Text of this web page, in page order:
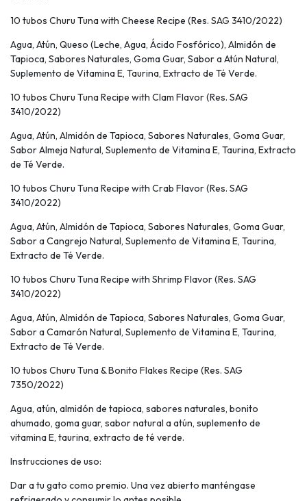
10 tubos Churu Tuna with Cheese Recipe (Res. SAG 3410/2022)
Agua, Atún, Queso (Leche, Agua, Ácido Fosfórico), Almidón de
Tapioca, Sabores Naturales, Goma Guar, Sabor a Atún Natural,
Suplemento de Vitamina E, Taurina, Extracto de Té Verde.
10 tubos Churu Tuna Recipe with Clam Flavor (Res. SAG
3410/2022)
Agua, Atún, Almidón de Tapioca, Sabores Naturales, Goma Guar,
Sabor Almeja Natural, Suplemento de Vitamina E, Taurina, Extracto
de Té Verde.
10 tubos Churu Tuna Recipe with Crab Flavor (Res. SAG
3410/2022)
Agua, Atún, Almidón de Tapioca, Sabores Naturales, Goma Guar,
Sabor a Cangrejo Natural, Suplemento de Vitamina E, Taurina,
Extracto de Té Verde.
10 tubos Churu Tuna Recipe with Shrimp Flavor (Res. SAG
3410/2022)
Agua, Atún, Almidón de Tapioca, Sabores Naturales, Goma Guar,
Sabor a Camarón Natural, Suplemento de Vitamina E, Taurina,
Extracto de Té Verde.
10 tubos Churu Tuna & Bonito Flakes Recipe (Res. SAG
7350/2022)
Agua, atún, almidón de tapioca, sabores naturales, bonito
ahumado, goma guar, sabor natural a atún, suplemento de
vitamina E, taurina, extracto de té verde.
Instrucciones de uso:
Dar a tu gato como premio. Una vez abierto manténgase